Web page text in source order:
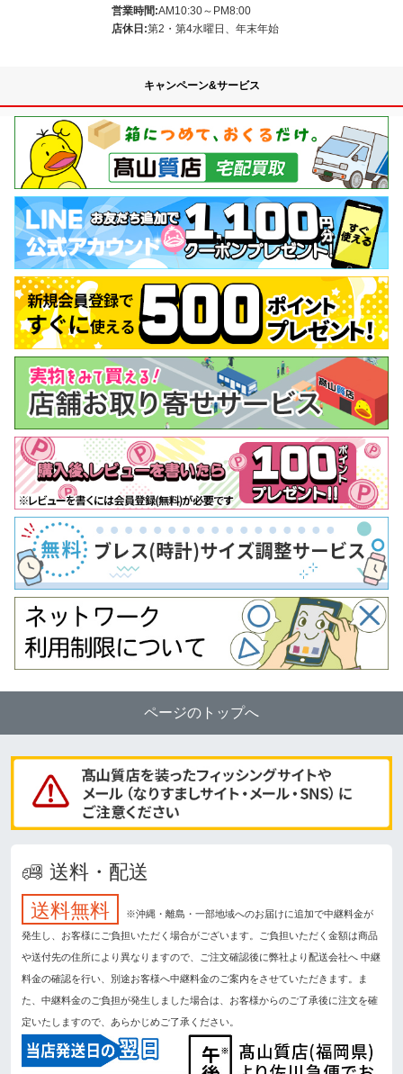
営業時間:AM10:30～PM8:00
店休日:第2・第4水曜日、年末年始
キャンペーン&サービス
ページのトップへ
送料・配送
送料無料
※沖縄・離島・一部地域へのお届けに追加で中継料金が
発生し、お客様にご負担いただく場合がございます。ご負担いただく金額は商品
や送付先の住所により異なりますので、ご注文確認後に弊社より配送会社へ 中継
料金の確認を行い、別途お客様へ中継料金のご案内をさせていただきます。ま
た、中継料金のご負担が発生しました場合は、お客様からのご了承後に注文を確
定いたしますので、あらかじめご了承ください。